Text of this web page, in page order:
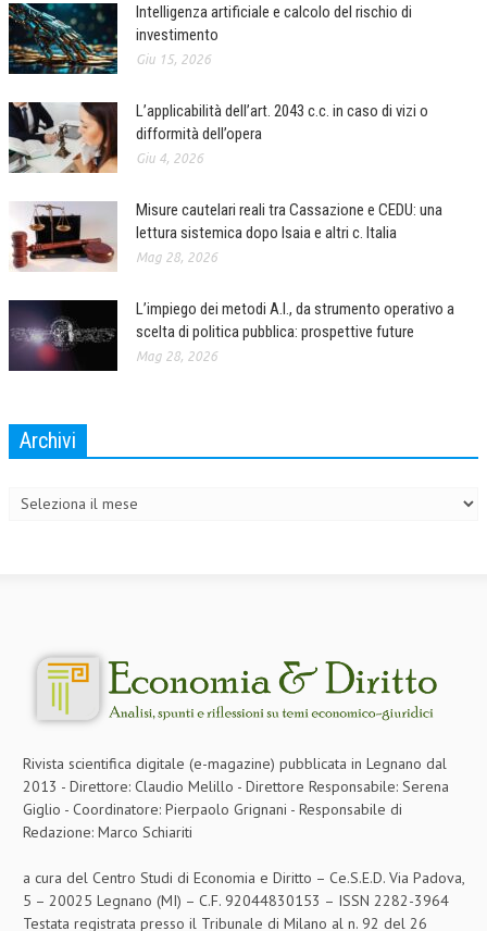
Intelligenza artificiale e calcolo del rischio di
investimento
Giu 15, 2026
L’applicabilità dell’art. 2043 c.c. in caso di vizi o
difformità dell’opera
Giu 4, 2026
Misure cautelari reali tra Cassazione e CEDU: una
lettura sistemica dopo Isaia e altri c. Italia
Mag 28, 2026
L’impiego dei metodi A.I., da strumento operativo a
scelta di politica pubblica: prospettive future
Mag 28, 2026
Archivi
Rivista scientifica digitale (e-magazine) pubblicata in Legnano dal
2013 - Direttore: Claudio Melillo - Direttore Responsabile: Serena
Giglio - Coordinatore: Pierpaolo Grignani - Responsabile di
Redazione: Marco Schiariti
a cura del Centro Studi di Economia e Diritto – Ce.S.E.D. Via Padova,
5 – 20025 Legnano (MI) – C.F. 92044830153 – ISSN 2282-3964
Testata registrata presso il Tribunale di Milano al n. 92 del 26